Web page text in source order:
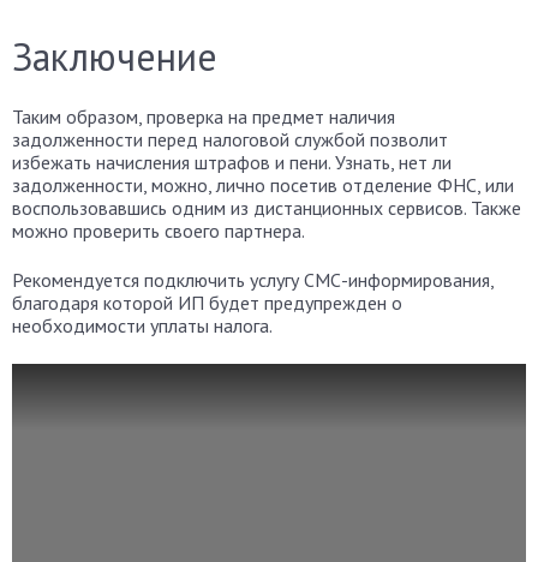
Заключение
Таким образом, проверка на предмет наличия
задолженности перед налоговой службой позволит
избежать начисления штрафов и пени. Узнать, нет ли
задолженности, можно, лично посетив отделение ФНС, или
воспользовавшись одним из дистанционных сервисов. Также
можно проверить своего партнера.
Рекомендуется подключить услугу СМС-информирования,
благодаря которой ИП будет предупрежден о
необходимости уплаты налога.